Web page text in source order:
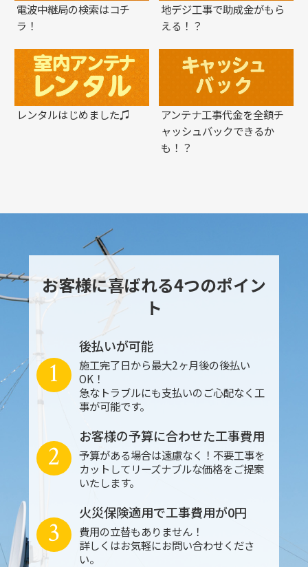
電波中継局の検索はコチ
ラ！
地デジ工事で助成金がもら
える！？
レンタルはじめました♫
アンテナ工事代金を全額チ
ャッシュバックできるか
も！？
お客様に喜ばれる4つのポイン
ト
後払いが可能
施工完了日から最大2ヶ月後の後払い
OK！
急なトラブルにも支払いのご心配なく工
事が可能です。
1
お客様の予算に合わせた工事費用
予算がある場合は遠慮なく！不要工事を
カットしてリーズナブルな価格をご提案
いたします。
2
火災保険適用で工事費用が0円
費用の立替もありません！
詳しくはお気軽にお問い合わせくださ
い。
3